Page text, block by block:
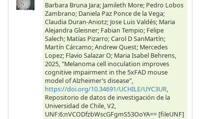
Barbara Bruna Jara; Jamileth More; Pedro Lobos
Zambrano; Daniela Paz Ponce de la Vega;
Claudia Duran-Aniotz; Jose Luis Valdés; Maria
Alejandra Gleisner; Fabian Tempio; Felipe
Salech; Matías Pizarro; Carol D SanMartín;
Martín Cárcamo; Andrew Quest; Mercedes
Lopez; Flavio Salazar O; Maria Isabel Behrens,
2025, "Melanoma cell inoculation improves
cognitive impairment in the 5xFAD mouse
model of Alzheimer’s disease",
https://doi.org/10.34691/UCHILE/UYC3UR,
Repositorio de datos de investigación de la
Universidad de Chile, V2,
UNF:6:nVCODfzbWscGFgmS53OoYA== [fileUNF]